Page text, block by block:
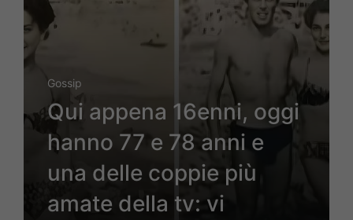
Gossip
Qui appena 16enni, oggi
hanno 77 e 78 anni e
una delle coppie più
amate della tv: vi